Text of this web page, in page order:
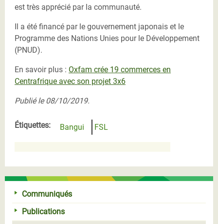
est très apprécié par la communauté.
Il a été financé par le gouvernement japonais et le
Programme des Nations Unies pour le Développement
(PNUD).
En savoir plus : Oxfam crée 19 commerces en
Centrafrique avec son projet 3x6
Publié le 08/10/2019.
Étiquettes: Bangui FSL
Communiqués
Publications